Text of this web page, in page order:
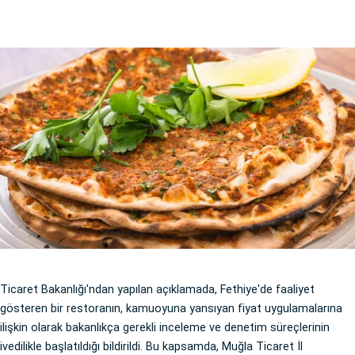
Ticaret Bakanlığı'ndan yapılan açıklamada, Fethiye'de faaliyet
gösteren bir restoranın, kamuoyuna yansıyan fiyat uygulamalarına
ilişkin olarak bakanlıkça gerekli inceleme ve denetim süreçlerinin
ivedilikle başlatıldığı bildirildi. Bu kapsamda, Muğla Ticaret İl